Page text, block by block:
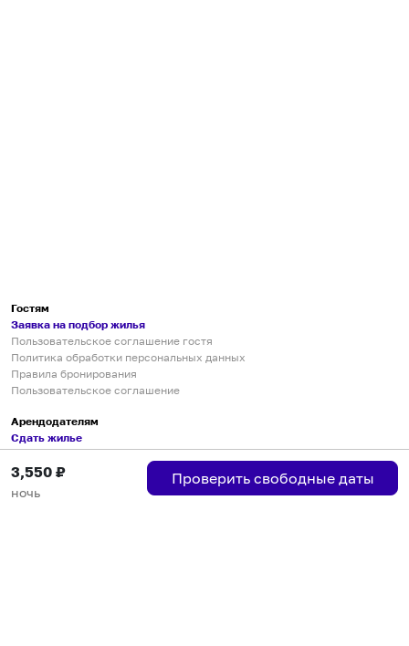
3,550 ₽
ночь
Проверить свободные даты
Гостям
Заявка на подбор жилья
Пользовательское соглашение гостя
Политика обработки персональных данных
Правила бронирования
Пользовательское соглашение
Арендодателям
Сдать жилье
Пользовательское соглашение
Правила публикации объявлений